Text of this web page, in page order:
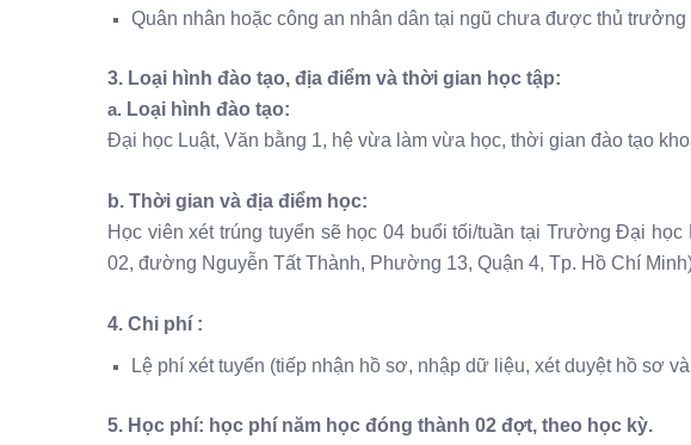
Quân nhân hoặc công an nhân dân tại ngũ chưa được thủ
3. Loại hình đào tạo, địa điểm và thời gian học tập:
a. Loại hình đào tạo:
Đại học Luật, Văn bằng 1, hệ vừa làm vừa học, thời gian đào tạo
b. Thời gian và địa điểm học:
Học viên xét trúng tuyển sẽ học 04 buổi tối/tuần tại Trường Đại
02, đường Nguyễn Tất Thành, Phường 13, Quận 4, Tp. Hồ Chí
4. Chi phí :
Lệ phí xét tuyển (tiếp nhận hồ sơ, nhập dữ liệu, xét duyệt hồ sơ
5. Học phí: học phí năm học đóng thành 02 đợt, theo học kỳ.